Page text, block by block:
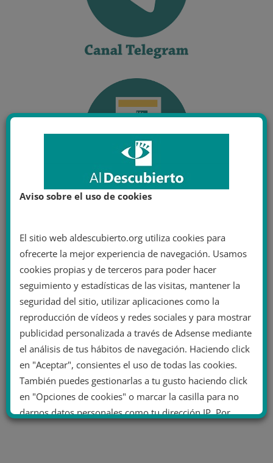
Aviso sobre el uso de cookies
El sitio web aldescubierto.org utiliza cookies para
ofrecerte la mejor experiencia de navegación. Usamos
cookies propias y de terceros para poder hacer
seguimiento y estadísticas de las visitas, mantener la
seguridad del sitio, utilizar aplicaciones como la
reproducción de vídeos y redes sociales y para mostrar
publicidad personalizada a través de Adsense mediante
el análisis de tus hábitos de navegación. Haciendo click
en "Aceptar", consientes el uso de todas las cookies.
También puedes gestionarlas a tu gusto haciendo click
en "Opciones de cookies" o marcar la casilla para no
darnos datos personales como tu dirección IP. Por